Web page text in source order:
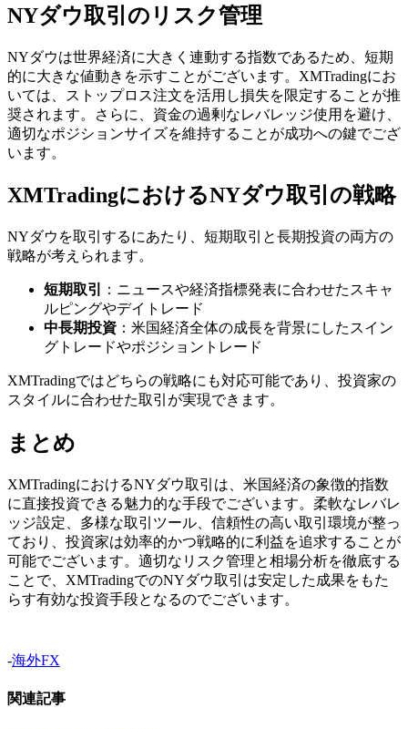
NYダウ取引のリスク管理
NYダウは世界経済に大きく連動する指数であるため、短期
的に大きな値動きを示すことがございます。XMTradingにお
いては、ストップロス注文を活用し損失を限定することが推
奨されます。さらに、資金の過剰なレバレッジ使用を避け、
適切なポジションサイズを維持することが成功への鍵でござ
います。
XMTradingにおけるNYダウ取引の戦略
NYダウを取引するにあたり、短期取引と長期投資の両方の
戦略が考えられます。
短期取引
：ニュースや経済指標発表に合わせたスキャ
ルピングやデイトレード
中長期投資 ：米国経済全体の成長を背景にしたスイン
グトレードやポジショントレード
XMTradingではどちらの戦略にも対応可能であり、投資家の
スタイルに合わせた取引が実現できます。
まとめ
XMTradingにおけるNYダウ取引は、米国経済の象徴的指数
に直接投資できる魅力的な手段でございます。柔軟なレバレ
ッジ設定、多様な取引ツール、信頼性の高い取引環境が整っ
ており、投資家は効率的かつ戦略的に利益を追求することが
可能でございます。適切なリスク管理と相場分析を徹底する
ことで、XMTradingでのNYダウ取引は安定した成果をもた
らす有効な投資手段となるのでございます。
-海外FX
関連記事